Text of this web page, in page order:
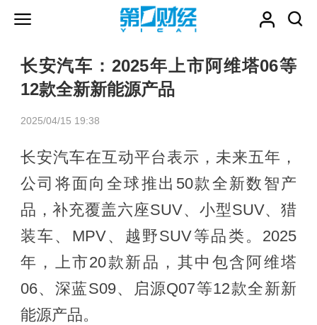
长安汽车：2025年上市阿维塔06等
12款全新新能源产品
2025/04/15 19:38
长安汽车在互动平台表示，未来五年，
公司将面向全球推出50款全新数智产
品，补充覆盖六座SUV、小型SUV、猎
装车、MPV、越野SUV等品类。2025
年，上市20款新品，其中包含阿维塔
06、深蓝S09、启源Q07等12款全新新
能源产品。